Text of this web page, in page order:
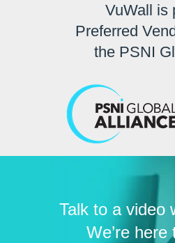
VuWall is
Preferred
the PSNI
Talk to a video
We’re here